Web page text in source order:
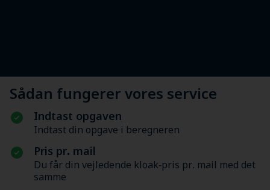
Sådan fungerer vores service
Indtast opgaven
Indtast din opgave i beregneren
Pris pr. mail
Du får din vejledende kloak-pris pr. mail med det
samme